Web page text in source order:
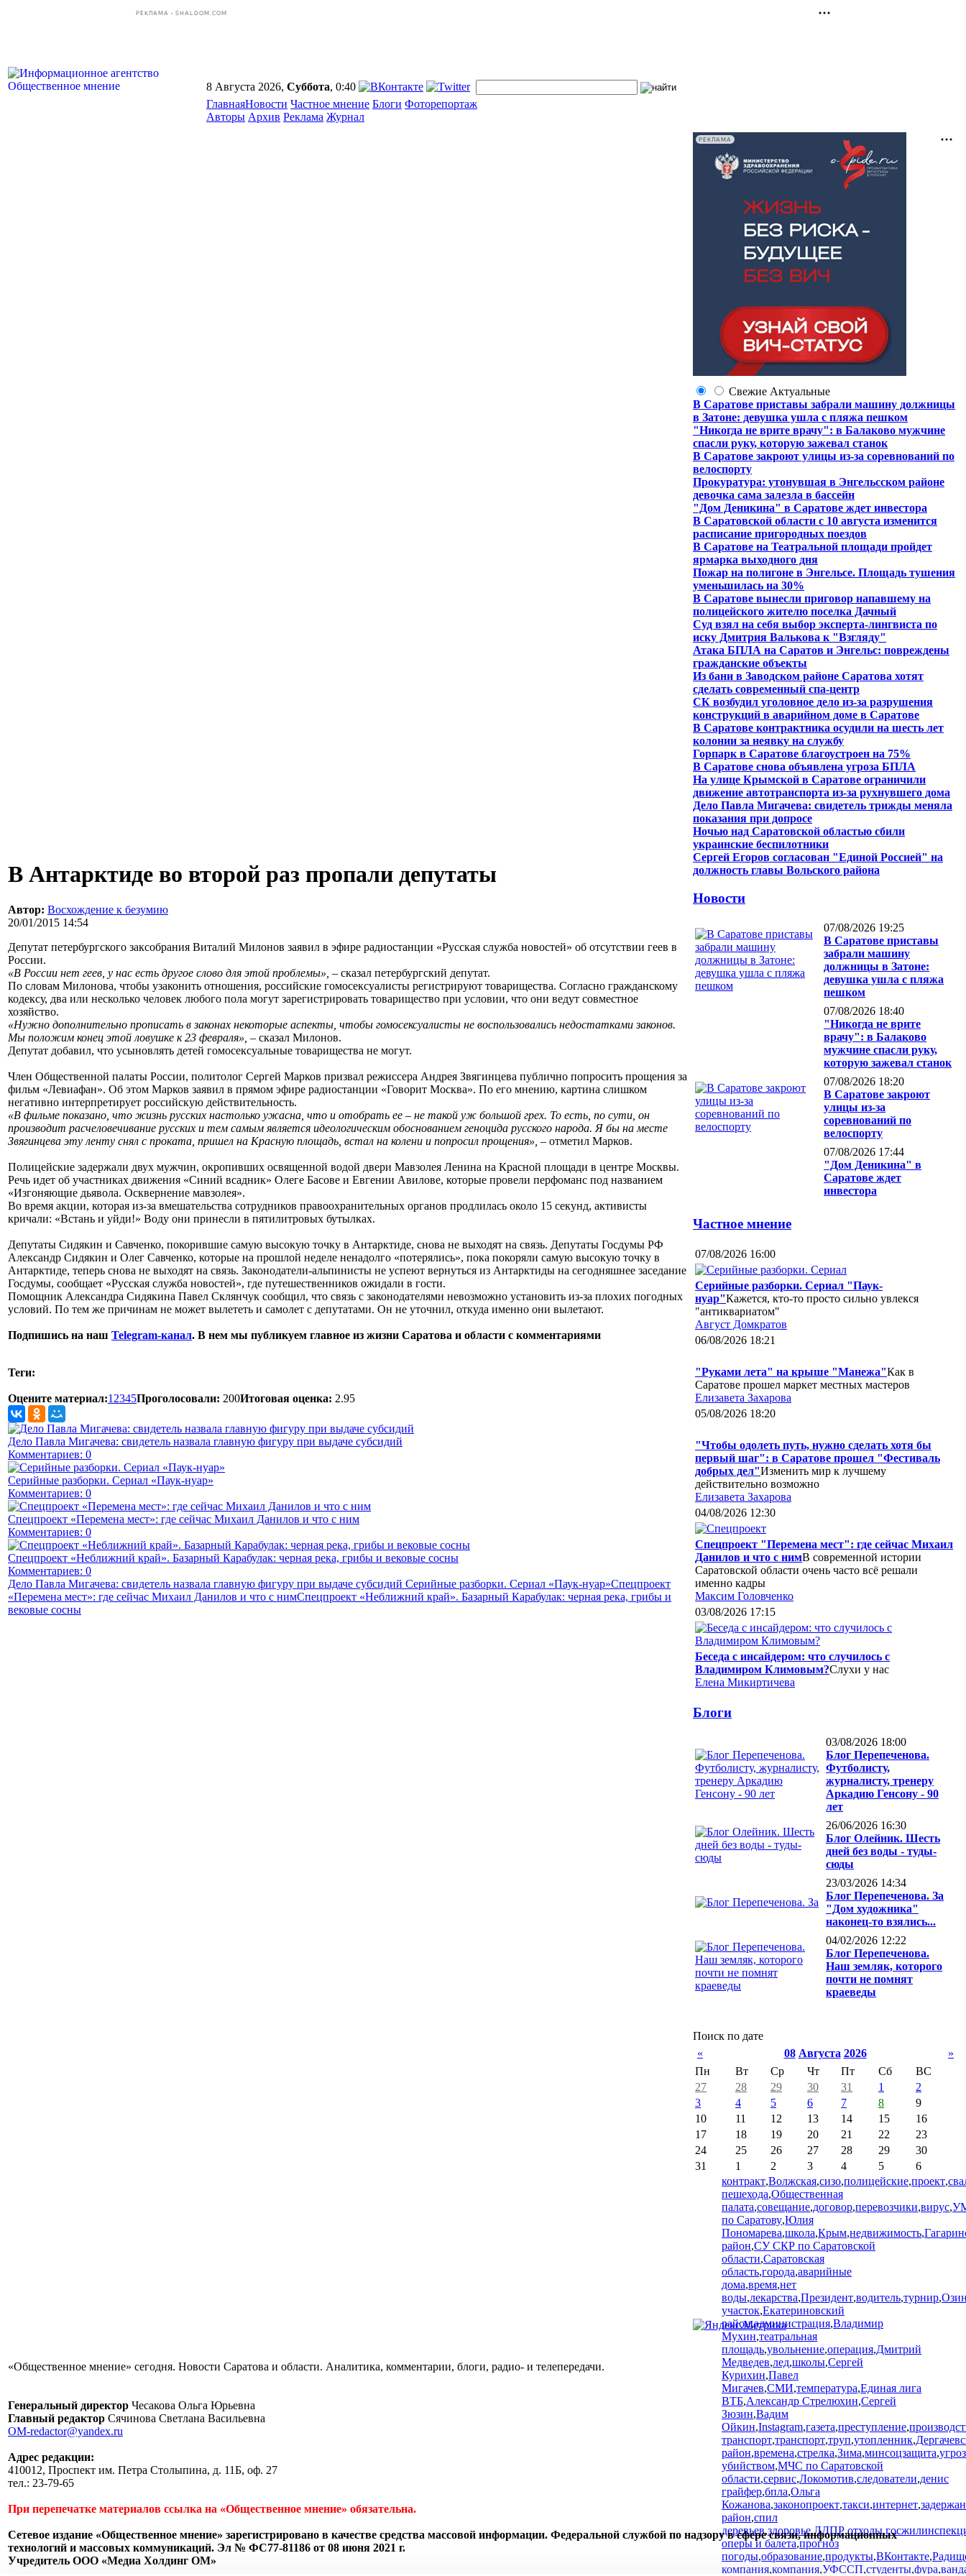
РЕКЛАМА • SHALDOM.COM
8 Августа 2026, Суббота, 0:40
ГлавнаяНовости Частное мнение Блоги Фоторепортаж
Авторы Архив Реклама Журнал
В Антарктиде во второй раз пропали депутаты
Автор: Восхождение к безумию
20/01/2015 14:54
Депутат петербургского заксобрания Виталий Милонов заявил в эфире радиостанции «Русская служба новостей» об отсутствии геев в
России.
«В России нет геев, у нас есть другое слово для этой проблемы», – сказал петербургский депутат.
По словам Милонова, чтобы узаконить отношения, российские гомосексуалисты регистрируют товарищества. Согласно гражданскому
кодексу, два или несколько человек любого пола могут зарегистрировать товарищество при условии, что они ведут совместное
хозяйство.
«Нужно дополнительно прописать в законах некоторые аспекты, чтобы гомосексуалисты не воспользовались недостатками законов.
Мы положим конец этой ловушке к 23 февраля», – сказал Милонов.
Депутат добавил, что усыновлять детей гомосексуальные товарищества не могут.
Член Общественной палаты России, политолог Сергей Марков призвал режиссера Андрея Звягинцева публично попросить прощения за
фильм «Левиафан». Об этом Марков заявил в прямом эфире радиостанции «Говорит Москва». По его мнению, картина слишком
негативно интерпретирует российскую действительность.
«В фильме показано, что жизнь русских настолько ужасна, что и отобрать ее – не такой уж большой грех. То есть, по сути, он
производит расчеловечивание русских и тем самым является идеологическим обоснованием геноцида русского народа. Я бы на месте
Звягинцева эту ленту снял с проката, пришел на Красную площадь, встал на колени и попросил прощения», – отметил Марков.
Полицейские задержали двух мужчин, окропивших освященной водой двери Мавзолея Ленина на Красной площади в центре Москвы.
Речь идет об участниках движения «Синий всадник» Олеге Басове и Евгении Авилове, которые провели перфоманс под названием
«Изгоняющие дьявола. Осквернение мавзолея».
Во время акции, которая из-за вмешательства сотрудников правоохранительных органов продлилась около 15 секунд, активисты
кричали: «Встань и уйди!» Воду они принесли в пятилитровых бутылках.
Депутаты Сидякин и Савченко, покорившие самую высокую точку в Антарктиде, снова не выходят на связь. Депутаты Госдумы РФ
Александр Сидякин и Олег Савченко, которые на прошлой неделе ненадолго «потерялись», пока покоряли самую высокую точку в
Антарктиде, теперь снова не выходят на связь. Законодатели-альпинисты не успеют вернуться из Антарктиды на сегодняшнее заседание
Госдумы, сообщает «Русская служба новостей», где путешественников ожидали в гости.
Помощник Александра Сидякина Павел Склянчук сообщил, что связь с законодателями невозможно установить из-за плохих погодных
условий. По тем же причинам не может вылететь и самолет с депутатами. Он не уточнил, откуда именно они вылетают.
Подпишись на наш Telegram-канал. В нем мы публикуем главное из жизни Саратова и области с комментариями
Теги:
Оцените материал:1 2345Проголосовали: 200Итоговая оценка: 2.95
Дело Павла Мигачева: свидетель назвала главную фигуру при выдаче субсидий
Комментариев: 0
Серийные разборки. Сериал «Паук-нуар»
Комментариев: 0
Спецпроект «Перемена мест»: где сейчас Михаил Данилов и что с ним
Комментариев: 0
Спецпроект «Неближний край». Базарный Карабулак: черная река, грибы и вековые сосны
Комментариев: 0
Дело Павла Мигачева: свидетель назвала главную фигуру при выдаче субсидий Серийные разборки. Сериал «Паук-нуар»Спецпроект
«Перемена мест»: где сейчас Михаил Данилов и что с нимСпецпроект «Неближний край». Базарный Карабулак: черная река, грибы и
вековые сосны
РЕКЛАМА
Свежие Актуальные
В Саратове приставы забрали машину должницы
в Затоне: девушка ушла с пляжа пешком
"Никогда не врите врачу": в Балаково мужчине
спасли руку, которую зажевал станок
В Саратове закроют улицы из-за соревнований по
велоспорту
Прокуратура: утонувшая в Энгельсском районе
девочка сама залезла в бассейн
"Дом Деникина" в Саратове ждет инвестора
В Саратовской области с 10 августа изменится
расписание пригородных поездов
В Саратове на Театральной площади пройдет
ярмарка выходного дня
Пожар на полигоне в Энгельсе. Площадь тушения
уменьшилась на 30%
В Саратове вынесли приговор напавшему на
полицейского жителю поселка Дачный
Суд взял на себя выбор эксперта-лингвиста по
иску Дмитрия Валькова к "Взгляду"
Атака БПЛА на Саратов и Энгельс: повреждены
гражданские объекты
Из бани в Заводском районе Саратова хотят
сделать современный спа-центр
СК возбудил уголовное дело из-за разрушения
конструкций в аварийном доме в Саратове
В Саратове контрактника осудили на шесть лет
колонии за неявку на службу
Горпарк в Саратове благоустроен на 75%
В Саратове снова объявлена угроза БПЛА
На улице Крымской в Саратове ограничили
движение автотранспорта из-за рухнувшего дома
Дело Павла Мигачева: свидетель трижды меняла
показания при допросе
Ночью над Саратовской областью сбили
украинские беспилотники
Сергей Егоров согласован "Единой Россией" на
должность главы Вольского района
Новости
07/08/2026 19:25
В Саратове приставы
забрали машину
должницы в Затоне:
девушка ушла с пляжа
пешком
07/08/2026 18:40
"Никогда не врите
врачу": в Балаково
мужчине спасли руку,
которую зажевал станок
07/08/2026 18:20
В Саратове закроют
улицы из-за
соревнований по
велоспорту
07/08/2026 17:44
"Дом Деникина" в
Саратове ждет
инвестора
Частное мнение
07/08/2026 16:00
Серийные разборки. Сериал "Паук-
нуар"Кажется, кто-то просто сильно увлекся
"антиквариатом"
Август Домкратов
06/08/2026 18:21
"Руками лета" на крыше "Манежа"Как в
Саратове прошел маркет местных мастеров
Елизавета Захарова
05/08/2026 18:20
"Чтобы одолеть путь, нужно сделать хотя бы
первый шаг": в Саратове прошел "Фестиваль
добрых дел"Изменить мир к лучшему
действительно возможно
Елизавета Захарова
04/08/2026 12:30
Спецпроект "Перемена мест": где сейчас Михаил
Данилов и что с нимВ современной истории
Саратовской области очень часто всё решали
именно кадры
Максим Головченко
03/08/2026 17:15
Беседа с инсайдером: что случилось с
Владимиром Климовым?Слухи у нас
Елена Микиртичева
Блоги
03/08/2026 18:00
Блог Перепеченова.
Футболисту,
журналисту, тренеру
Аркадию Генсону - 90
лет
26/06/2026 16:30
Блог Олейник. Шесть
дней без воды - туды-
сюды
23/03/2026 14:34
Блог Перепеченова. За
"Дом художника"
наконец-то взялись...
04/02/2026 12:22
Блог Перепеченова.
Наш земляк, которого
почти не помнят
краеведы
Поиск по дате
«
08 Августа 2026
»
Пн
Вт Ср Чт Пт Сб
ВС
27
28 29 30 31 1
2
3
4 5 6 7 8
9
10
11 12 13 14 15
16
17
18 19 20 21 22
23
24
25 26 27 28 29
30
31
1 2 3 4 5
6
контракт,Волжская,сизо,полицейские,проект,
пешехода,Общественная
палата,совещание,договор,перевозчики,вирус,
по Саратову,Юлия
Пономарева,школа,Крым,недвижимость,
район,СУ СКР по Саратовской
области,Саратовская
область,города,аварийные
дома,время,нет
воды,лекарства,Президент,водитель,турнир,
участок,Екатериновский
район,администрация,Владимир
Мухин,театральная
площадь,увольнение,операция,Дмитрий
Медведев,лед,школы,Сергей
Курихин,Павел
Мигачев,СМИ,температура,Единая лига
ВТБ,Александр Стрелюхин,Сергей
Зюзин,Вадим
Ойкин,Instagram,газета,преступление,
транспорт,транспорт,труп,утопленник,
район,времена,стрелка,Зима,минсоцзащита,
убийством,МЧС по Саратовской
области,сервис,Локомотив,следователи,денис
грайфер,бпла,Ольга
Кожанова,законопроект,такси,интернет,задержан
район,спил
деревьев,здоровье,ЛДПР,отходы,
оперы и балета,прогноз
погоды,образование,продукты,ВКонтакте,
компания,компания,УФССП,студенты,фура,
«Общественное мнение» сегодня. Новости Саратова и области. Аналитика, комментарии, блоги, радио- и телепередачи.
Генеральный директор Чесакова Ольга Юрьевна
Главный редактор Сячинова Светлана Васильевна
OM-redactor@yandex.ru
Адрес редакции:
410012, Проспект им. Петра Столыпина, д. 11Б, оф. 27
тел.: 23-79-65
При перепечатке материалов ссылка на «Общественное мнение» обязательна.
Сетевое издание «Общественное мнение» зарегистрировано в качестве средства массовой информации. Федеральной службой по надзору в сфере связи, информационных
технологий и массовых коммуникаций. Эл № ФС77-81186 от 08 июня 2021 г.
Учредитель ООО «Медиа Холдинг ОМ»